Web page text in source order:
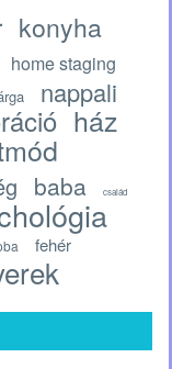
konyha
home staging
nappali
ház
baba család
fehér